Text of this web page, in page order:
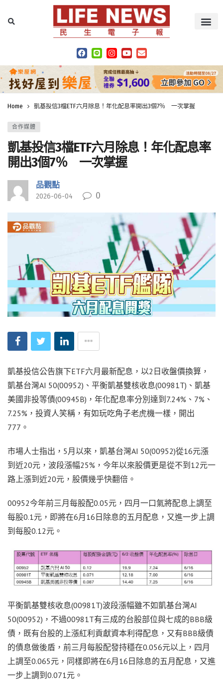
Home 凱基投信3檔ETF六月除息！年化配息率開出3個7％ 一次掌握
合作媒體
凱基投信3檔ETF六月除息！年化配息率
開出3個7％ 一次掌握
品觀點
2026-06-04 0
凱基投信公告旗下ETF六月最新配息，以2日收盤價換算，
凱基台灣AI 50(00952)、平衡凱基雙核收息(00981T)、凱基
美國非投等債(00945B)，年化配息率分別達到7.24%、7%、
7.25%，投資人笑稱，有如玩吃角子老虎機一樣，開出
777。
市場人士指出，5月以來，凱基台灣AI 50(00952)從16元漲
到近20元，波段漲幅25%，今年以來股價更是從不到12元一
路上漲到近20元，股價幾乎快翻倍。
00952今年前三月每股配0.05元，四月一口氣將配息上調至
每股0.1元，即將在6月16日除息的五月配息，又進一步上調
到每股0.12元。
平衡凱基雙核收息(00981T)波段漲幅雖不如凱基台灣AI
50(00952)，不過00981T有三成的台股部位與七成的BBB級
債，既有台股的上漲紅利貢獻資本利得配息，又有BBB級債
的債息做後盾，前三月每股配發持穩在0.056元以上，四月
上調至0.065元，同樣即將在6月16日除息的五月配息，又進
一步上調到0.071元。